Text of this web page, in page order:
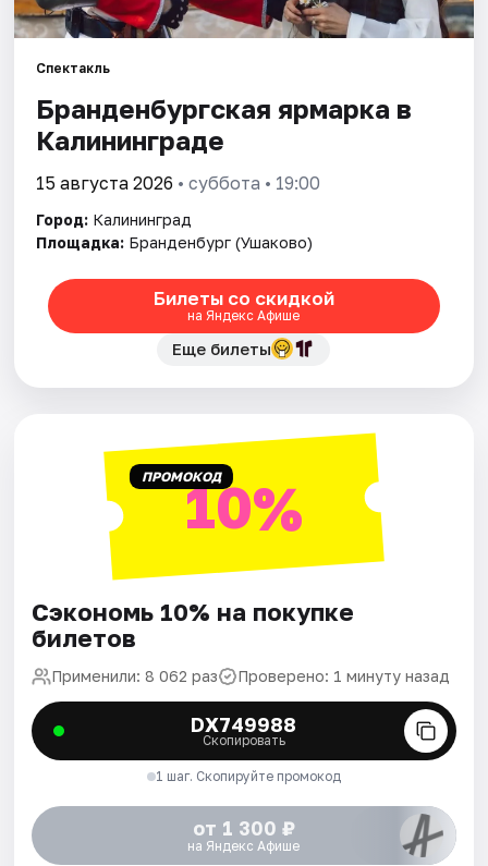
Города
Артисты
Рейтинги
Спектакль
Бранденбургская ярмарка в
Калининграде
15 августа 2026 • суббота • 19:00
Город: Калининград
Площадка: Бранденбург (Ушаково)
Билеты со скидкой
на Яндекс Афише
Еще билеты
ПРОМОКОД10%
Сэкономь 10% на покупке
билетов
Применили: 8 062 раз Проверено: 1 минуту назад
DX749988
Скопировать
1 шаг. Скопируйте промокод
от 1 300 ₽
на Яндекс Афише